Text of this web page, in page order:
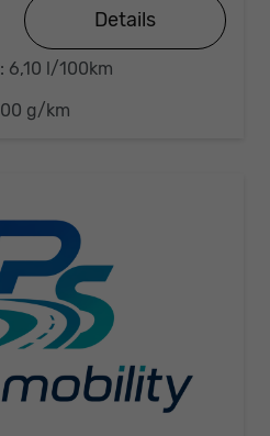
Details
6,10 l/100km
g/km